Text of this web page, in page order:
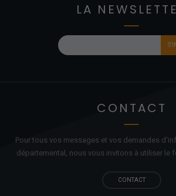
LA
CONTACT
Pour tous vos messages et vos demandes
départemental, nous vous invitons à utiliser le
CONTACT